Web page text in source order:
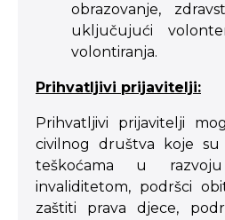
obrazovanje,
uključujući
volontiranja.
Prihvatljivi prijavitelji:
Prihvatljivi prijavitelji
civilnog društva koje
teškoćama u
invaliditetom, podršci
zaštiti prava djece,